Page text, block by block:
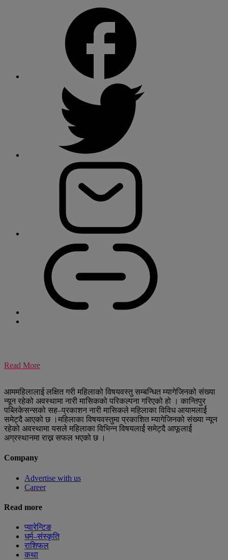
Read More
आममहिलालाई लक्षित गरी महिलाको विषयवस्तु सम्बन्धित म्यागेजिनको संख्या
न्यून रहेको अवस्थामा नारी मासिकको परिकल्पना गरिएको हो । कान्तिपुर
पब्लिकेसन्सको सह–प्रकाशन नारी मासिकले महिलाका विविध आयामलार्ई
समेट्दै आएको छ ।महिलाका विषयवस्तुमा प्रकाशित म्यागेजिनको संख्या न्यून
रहेको अवस्थामा यसले महिलाका विभिन्न विषयलार्ई समेट्दै आफूलार्ई
अग्रस्थानमा राख्न सफल भएको छ ।
Company
Advertise with us
Career
Read more
प्यारेन्टिङ
धर्म–संस्कृति
राशिफल
कथा